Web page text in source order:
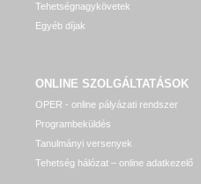
Tehetségnagykövetek
Egyéb díjak
ONLINE SZOLGÁLTATÁSOK
OPER - online pályázati rendszer
Programbeküldés
Tanulmányi versenyek
Tehetség hálózat – online adatkezelő